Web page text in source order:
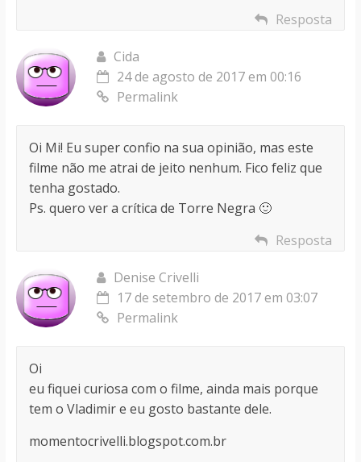
Resposta
Cida
24 de agosto de 2017 em 00:16
Permalink
Oi Mi! Eu super confio na sua opinião, mas este
filme não me atrai de jeito nenhum. Fico feliz que
tenha gostado.
Ps. quero ver a crítica de Torre Negra 🙂
Resposta
Denise Crivelli
17 de setembro de 2017 em 03:07
Permalink
Oi
eu fiquei curiosa com o filme, ainda mais porque
tem o Vladimir e eu gosto bastante dele.
momentocrivelli.blogspot.com.br